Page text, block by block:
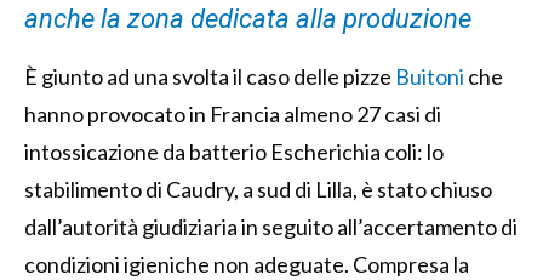
anche la zona dedicata alla produzione
È giunto ad una svolta il caso delle pizze Buitoni che
hanno provocato in Francia almeno 27 casi di
intossicazione da batterio Escherichia coli: lo
stabilimento di Caudry, a sud di Lilla, è stato chiuso
dall’autorità giudiziaria in seguito all’accertamento di
condizioni igieniche non adeguate. Compresa la